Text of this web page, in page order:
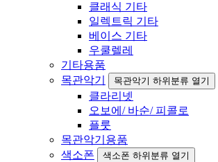
클래식 기타
일렉트릭 기타
베이스 기타
우쿨렐레
기타용품
목관악기
목관악기 하위분류 열기
클라리넷
오보에/ 바순/ 피콜로
플룻
목관악기용품
색소폰
색소폰 하위분류 열기